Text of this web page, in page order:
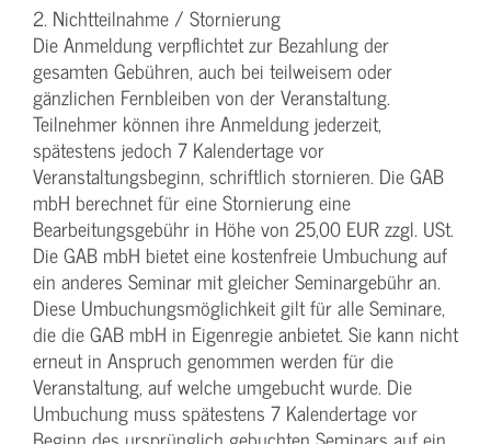
2. Nichtteilnahme / Stornierung
Die Anmeldung verpflichtet zur Bezahlung der
gesamten Gebühren, auch bei teilweisem oder
gänzlichen Fernbleiben von der Veranstaltung.
Teilnehmer können ihre Anmeldung jederzeit,
spätestens jedoch 7 Kalendertage vor
Veranstaltungsbeginn, schriftlich stornieren. Die GAB
mbH berechnet für eine Stornierung eine
Bearbeitungsgebühr in Höhe von 25,00 EUR zzgl. USt.
Die GAB mbH bietet eine kostenfreie Umbuchung auf
ein anderes Seminar mit gleicher Seminargebühr an.
Diese Umbuchungsmöglichkeit gilt für alle Seminare,
die die GAB mbH in Eigenregie anbietet. Sie kann nicht
erneut in Anspruch genommen werden für die
Veranstaltung, auf welche umgebucht wurde. Die
Umbuchung muss spätestens 7 Kalendertage vor